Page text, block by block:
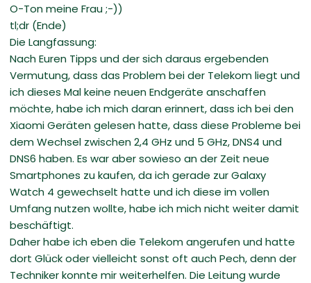
O-Ton meine Frau ;-))
tl;dr (Ende)
Die Langfassung:
Nach Euren Tipps und der sich daraus ergebenden
Vermutung, dass das Problem bei der Telekom liegt und
ich dieses Mal keine neuen Endgeräte anschaffen
möchte, habe ich mich daran erinnert, dass ich bei den
Xiaomi Geräten gelesen hatte, dass diese Probleme bei
dem Wechsel zwischen 2,4 GHz und 5 GHz, DNS4 und
DNS6 haben. Es war aber sowieso an der Zeit neue
Smartphones zu kaufen, da ich gerade zur Galaxy
Watch 4 gewechselt hatte und ich diese im vollen
Umfang nutzen wollte, habe ich mich nicht weiter damit
beschäftigt.
Daher habe ich eben die Telekom angerufen und hatte
dort Glück oder vielleicht sonst oft auch Pech, denn der
Techniker konnte mir weiterhelfen. Die Leitung wurde